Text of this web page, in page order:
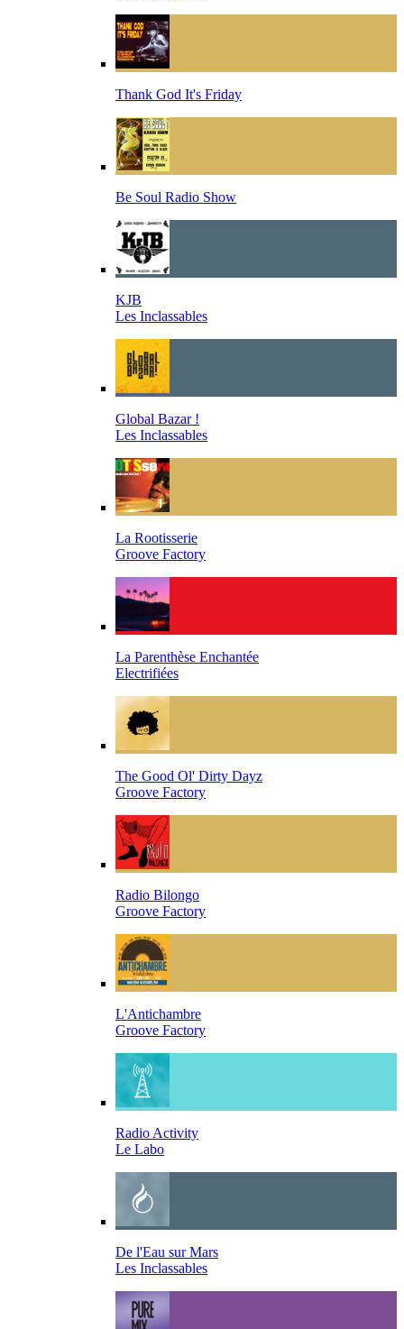
Thank God It's Friday
Be Soul Radio Show
KJB
Les Inclassables
Global Bazar !
Les Inclassables
La Rootisserie
Groove Factory
La Parenthèse Enchantée
Electrifiées
The Good Ol' Dirty Dayz
Groove Factory
Radio Bilongo
Groove Factory
L'Antichambre
Groove Factory
Radio Activity
Le Labo
De l'Eau sur Mars
Les Inclassables